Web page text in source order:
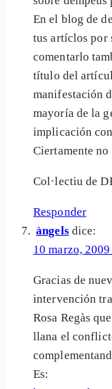
En el blog de
tus artíclos por
comentarlo
título del
manifestación
mayoría de la
implicación
Ciertamente
Col·lectiu de
Responder
àngels dice:
10 marzo,
Gracias de
intervención
Rosa Regàs
llana el
Es: